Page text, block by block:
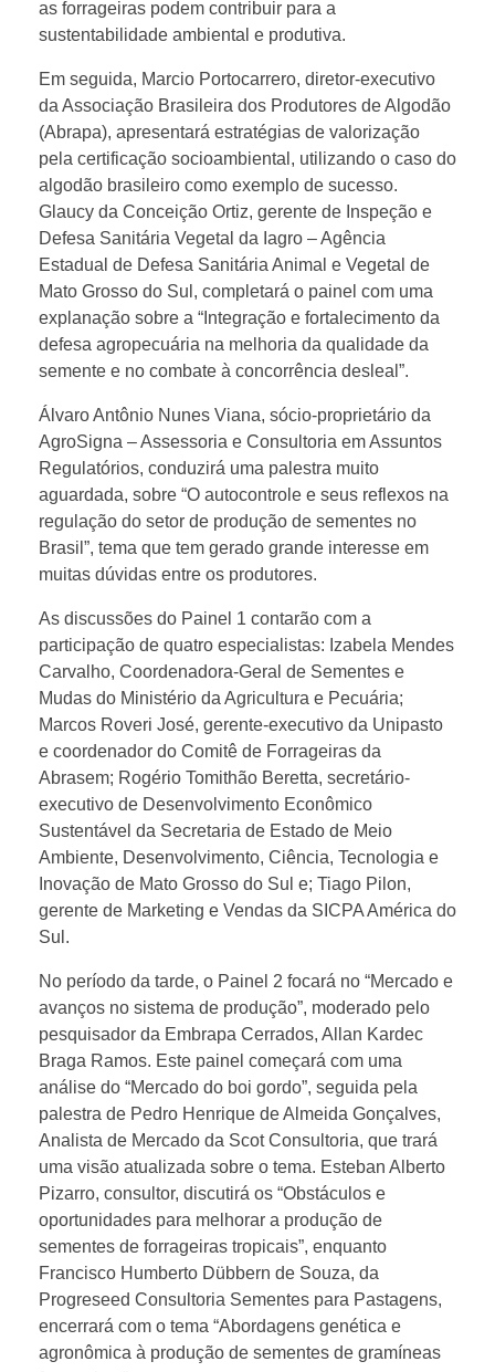
e
m
e
r
c
a
d
o
e
d
e
s
a
f
i
o
s
n
o
V
S
i
m
as forrageiras podem contribuir para a
sustentabilidade ambiental e produtiva.
Em seguida, Marcio Portocarrero, diretor-executivo
da Associação Brasileira dos Produtores de Algodão
(Abrapa), apresentará estratégias de valorização
pela certificação socioambiental, utilizando o caso do
algodão brasileiro como exemplo de sucesso.
Glaucy da Conceição Ortiz, gerente de Inspeção e
Defesa Sanitária Vegetal da Iagro – Agência
Estadual de Defesa Sanitária Animal e Vegetal de
Mato Grosso do Sul, completará o painel com uma
explanação sobre a “Integração e fortalecimento da
defesa agropecuária na melhoria da qualidade da
semente e no combate à concorrência desleal”.
Álvaro Antônio Nunes Viana, sócio-proprietário da
AgroSigna – Assessoria e Consultoria em Assuntos
Regulatórios, conduzirá uma palestra muito
aguardada, sobre “O autocontrole e seus reflexos na
regulação do setor de produção de sementes no
Brasil”, tema que tem gerado grande interesse em
muitas dúvidas entre os produtores.
As discussões do Painel 1 contarão com a
participação de quatro especialistas: Izabela Mendes
Carvalho, Coordenadora-Geral de Sementes e
Mudas do Ministério da Agricultura e Pecuária;
Marcos Roveri José, gerente-executivo da Unipasto
e coordenador do Comitê de Forrageiras da
Abrasem; Rogério Tomithão Beretta, secretário-
executivo de Desenvolvimento Econômico
Sustentável da Secretaria de Estado de Meio
Ambiente, Desenvolvimento, Ciência, Tecnologia e
Inovação de Mato Grosso do Sul e; Tiago Pilon,
gerente de Marketing e Vendas da SICPA América do
Sul.
No período da tarde, o Painel 2 focará no “Mercado e
avanços no sistema de produção”, moderado pelo
pesquisador da Embrapa Cerrados, Allan Kardec
Braga Ramos. Este painel começará com uma
análise do “Mercado do boi gordo”, seguida pela
palestra de Pedro Henrique de Almeida Gonçalves,
Analista de Mercado da Scot Consultoria, que trará
uma visão atualizada sobre o tema. Esteban Alberto
Pizarro, consultor, discutirá os “Obstáculos e
oportunidades para melhorar a produção de
sementes de forrageiras tropicais”, enquanto
Francisco Humberto Dübbern de Souza, da
Progreseed Consultoria Sementes para Pastagens,
encerrará com o tema “Abordagens genética e
agronômica à produção de sementes de gramíneas